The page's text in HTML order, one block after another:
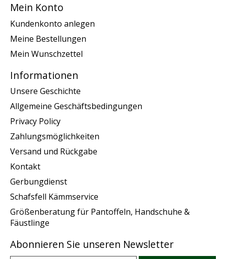
Mein Konto
Kundenkonto anlegen
Meine Bestellungen
Mein Wunschzettel
Informationen
Unsere Geschichte
Allgemeine Geschäftsbedingungen
Privacy Policy
Zahlungsmöglichkeiten
Versand und Rückgabe
Kontakt
Gerbungdienst
Schafsfell Kämmservice
Größenberatung für Pantoffeln, Handschuhe &
Fäustlinge
Abonnieren Sie unseren Newsletter